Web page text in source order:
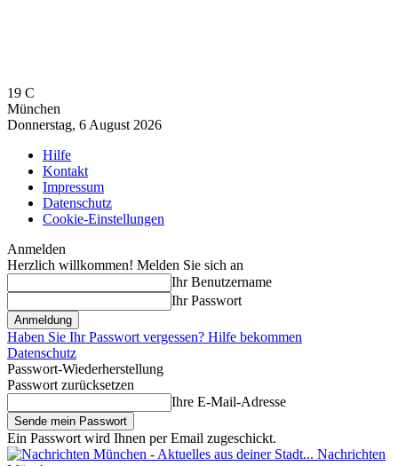
19 C
München
Donnerstag, 6 August 2026
Hilfe
Kontakt
Impressum
Datenschutz
Cookie-Einstellungen
Anmelden
Herzlich willkommen! Melden Sie sich an
Ihr Benutzername
Ihr Passwort
Haben Sie Ihr Passwort vergessen? Hilfe bekommen
Datenschutz
Passwort-Wiederherstellung
Passwort zurücksetzen
Ihre E-Mail-Adresse
Ein Passwort wird Ihnen per Email zugeschickt.
Nachrichten